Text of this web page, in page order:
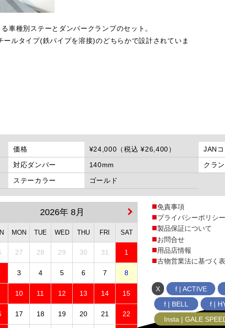
車種別ステーとダンパークランプのセット。
ルタイプ(鉄パイプを溶接)のどちらかで設計されていま
価格 ¥24,000（税込 ¥26,400） JANコ
対応ダンパー 140mm クラ
ステーカラー ゴールド
2026年 8月
MON TUE WED THU FRI SAT
27 28 29 30 31 1
3 4 5 6 7 8
10 11 12 13 14 15
17 18 19 20 21 22
免責事項
プライバシーポリシー
製品保証について
お問合せ
用品店情報
古物営業法に基づく
X f | ACTIVE
f | BELL
f |
Insta | GALE